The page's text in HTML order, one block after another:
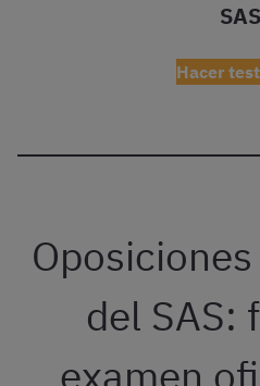
SAS
Hacer
del SAS:
examen